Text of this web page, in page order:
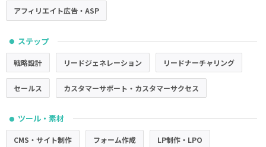
アフィリエイト広告・ASP
● ステップ
戦略設計 リードジェネレーション リードナーチャリング
セールス カスタマーサポート・カスタマーサクセス
● ツール・素材
CMS・サイト制作 フォーム作成 LP制作・LPO